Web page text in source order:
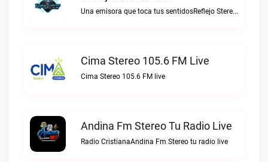
Una emisora que toca tus sentidosReflejo Stereo live
Cima Stereo 105.6 FM Live
Cima Stereo 105.6 FM live
Andina Fm Stereo Tu Radio Live
Radio CristianaAndina Fm Stereo tu radio live